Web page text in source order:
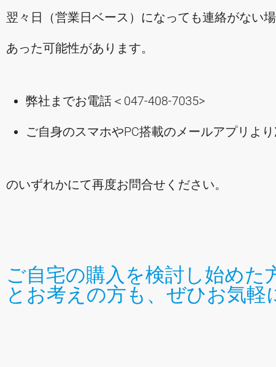
翌々日（営業日ベース）になっても連絡がない
あった可能性があります。
弊社までお電話＜047-408-7035>
ご自身のスマホやPC搭載のメールアプリよ
のいずれかにて再度お問合せください。
ご自宅の購入を検討し始めた
とお考えの方も、ぜひお気軽